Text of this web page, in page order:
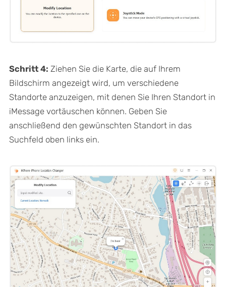
Schritt 4: Ziehen Sie die Karte, die auf Ihrem
Bildschirm angezeigt wird, um verschiedene
Standorte anzuzeigen, mit denen Sie Ihren Standort in
iMessage vortäuschen können. Geben Sie
anschließend den gewünschten Standort in das
Suchfeld oben links ein.